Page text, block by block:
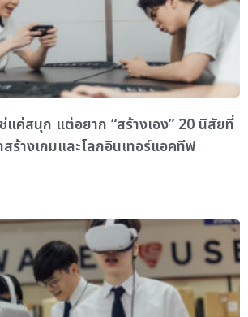
แค่สนุก แต่อยาก “สร้างเอง” 20 นิสัยที่
ร้างเกมและโลกอินเทอร์แอคทีฟ